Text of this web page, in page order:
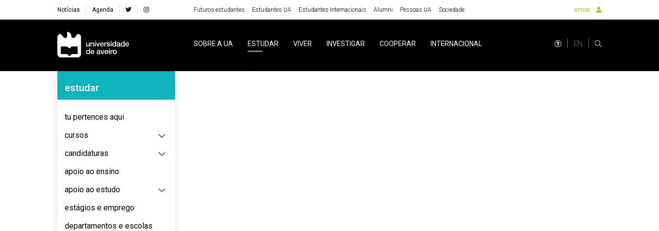
Notícias Agenda Futuros estudantes Estudantes UA Estudantes internacionais Alumni Pessoas UA Sociedade entrar
Navegação Principal
SOBRE A UA ESTUDAR VIVER INVESTIGAR COOPERAR INTERNACIONAL EN
Navegação Lateral
estudar
tu pertences aqui
cursos
candidaturas
apoio ao ensino
apoio ao estudo
estágios e emprego
departamentos e escolas